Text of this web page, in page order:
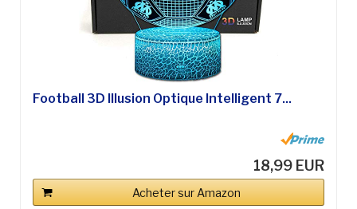
Football 3D Illusion Optique Intelligent 7...
18,99 EUR
Acheter sur Amazon